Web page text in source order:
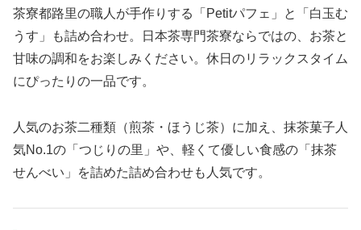
茶寮都路里の職人が手作りする「Petitパフェ」と「白玉む
うす」も詰め合わせ。日本茶専門茶寮ならではの、お茶と
甘味の調和をお楽しみください。休日のリラックスタイム
にぴったりの一品です。
人気のお茶二種類（煎茶・ほうじ茶）に加え、抹茶菓子人
気No.1の「つじりの里」や、軽くて優しい食感の「抹茶
せんべい」を詰めた詰め合わせも人気です。